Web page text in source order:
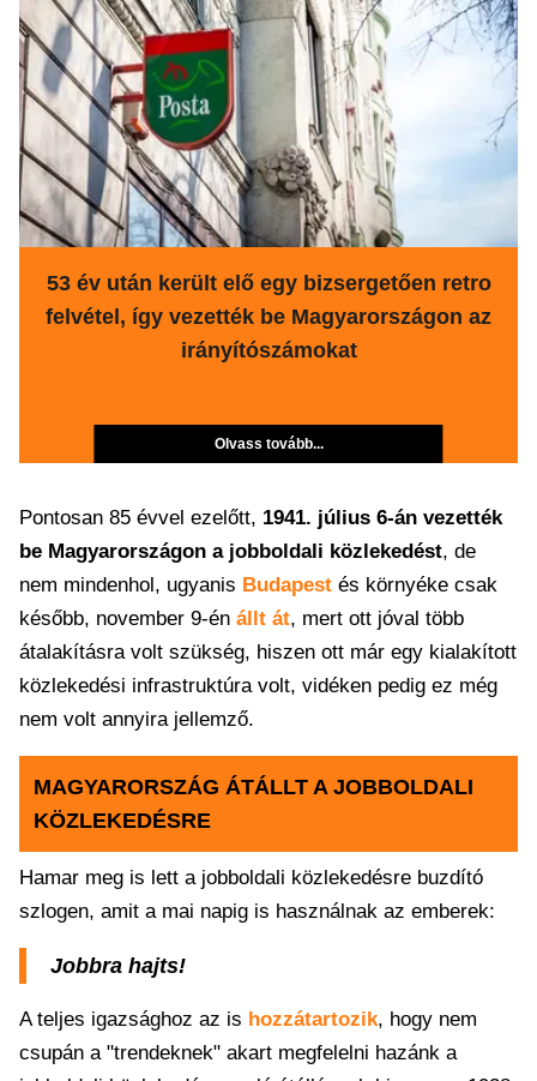
53 év után került elő egy bizsergetően retro
felvétel, így vezették be Magyarországon az
irányítószámokat
Olvass tovább...
Pontosan 85 évvel ezelőtt, 1941. július 6-án vezették
be Magyarországon a jobboldali közlekedést, de
nem mindenhol, ugyanis Budapest és környéke csak
később, november 9-én állt át, mert ott jóval több
átalakításra volt szükség, hiszen ott már egy kialakított
közlekedési infrastruktúra volt, vidéken pedig ez még
nem volt annyira jellemző.
MAGYARORSZÁG ÁTÁLLT A JOBBOLDALI
KÖZLEKEDÉSRE
Hamar meg is lett a jobboldali közlekedésre buzdító
szlogen, amit a mai napig is használnak az emberek:
Jobbra hajts!
A teljes igazsághoz az is hozzátartozik, hogy nem
csupán a "trendeknek" akart megfelelni hazánk a